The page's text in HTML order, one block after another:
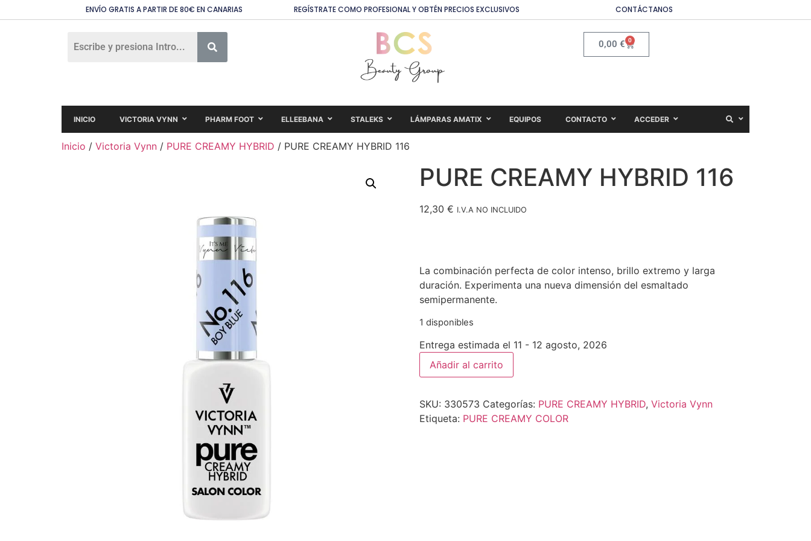
ENVÍO GRATIS A PARTIR DE 80€ EN CANARIAS REGÍSTRATE COMO PROFESIONAL Y OBTÉN PRECIOS EXCLUSIVOS CONTÁCTANOS
0,00 € 0
INICIO VICTORIA VYNN PHARM FOOT ELLEEBANA STALEKS LÁMPARAS AMATIX EQUIPOS CONTACTO ACCEDER
Inicio / Victoria Vynn / PURE CREAMY HYBRID / PURE CREAMY HYBRID 116
PURE CREAMY HYBRID 116
12,30 € I.V.A NO INCLUIDO
La combinación perfecta de color intenso, brillo extremo y larga
duración. Experimenta una nueva dimensión del esmaltado
semipermanente.
1 disponibles
Entrega estimada el 11 - 12 agosto, 2026
Añadir al carrito
SKU: 330573 Categorías: PURE CREAMY HYBRID, Victoria Vynn
Etiqueta: PURE CREAMY COLOR